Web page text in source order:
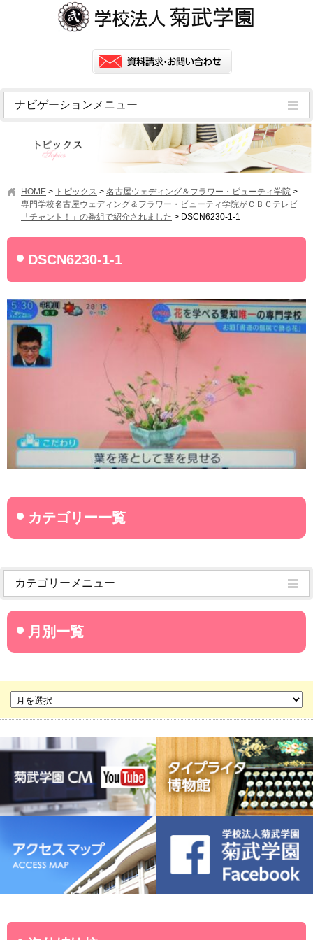
ナビゲーションメニュー
アクセス
学園ニュース
オープンキャンパス・行事
HOME > トピックス > 名古屋ウェディング＆フラワー・ビューティ学院 >
専門学校名古屋ウェディング＆フラワー・ビューティ学院がＣＢＣテレビ
「チャント！」の番組で紹介されました > DSCN6230-1-1
DSCN6230-1-1
カテゴリーメニュー
菊武学園からのお知らせ
名古屋産業大学
菊華高等学校
菊武ビジネス専門学校
名古屋ウェディング＆フラワー・ビューティ学院
菊武幼稚園
稲葉保育園